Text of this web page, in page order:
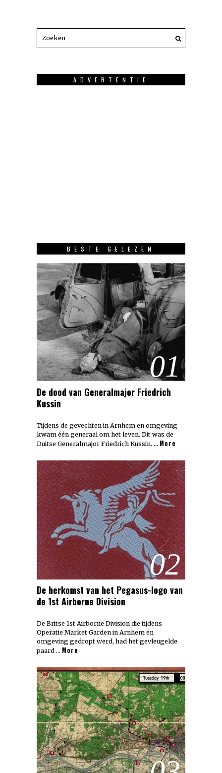
ADVERTENTIE
BESTE GELEZEN
01
De dood van Generalmajor Friedrich
Kussin
Tijdens de gevechten in Arnhem en omgeving
kwam één generaal om het leven. Dit was de
Duitse Generalmajor Friedrich Kussin. … More
02
De herkomst van het Pegasus-logo van
de 1st Airborne Division
De Britse 1st Airborne Division die tijdens
Operatie Market Garden in Arnhem en
omgeving gedropt werd, had het gevleugelde
paard … More